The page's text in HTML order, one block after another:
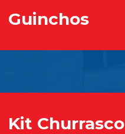
Guinchos
Kit Churrasco